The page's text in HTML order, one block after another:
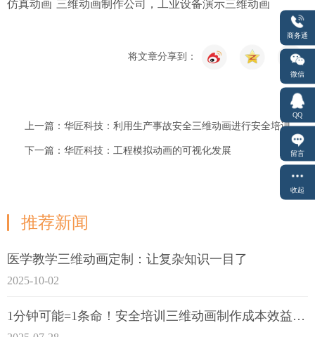
仿真动画 三维动画制作公司，工业设备演示三维动画
将文章分享到：
上一篇：华匠科技：利用生产事故安全三维动画进行安全培训
下一篇：华匠科技：工程模拟动画的可视化发展
推荐新闻
医学教学三维动画定制：让复杂知识一目了
2025-10-02
1分钟可能=1条命！安全培训三维动画制作成本效益深度拆解
商务通
微信
QQ
留言
收起